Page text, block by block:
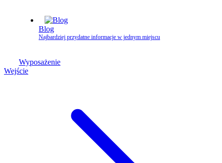
Blog
Najbardziej przydatne informacje w jednym miejscu
Wyposażenie
Wejście